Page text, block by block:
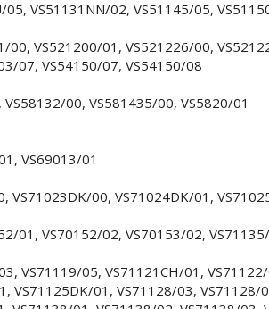
VS51131NN/02, VS51145/05,
00, VS521200/01, VS521226/00,
07, VS54150/07, VS54150/08
00, VS581435/00, VS5820/01
VS69013/01
VS71023DK/00, VS71024DK/01,
01, VS70152/02, VS70153/02,
VS71119/05, VS71121CH/01,
VS71125DK/01, VS71128/03, VS71128/